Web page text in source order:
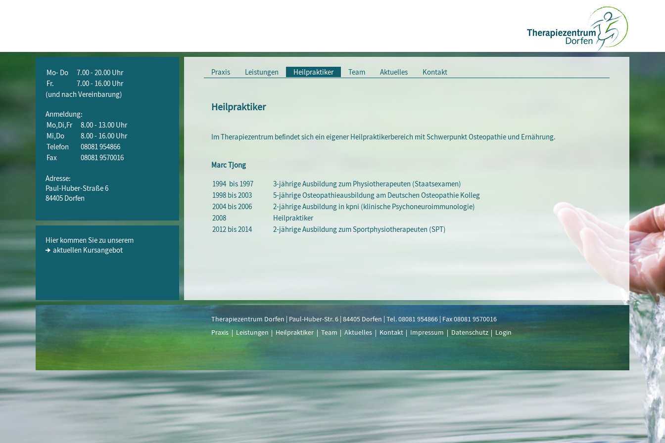
Mo- Do
7.00 - 20.00 Uhr
Fr.
7.00 - 16.00 Uhr
(und nach Vereinbarung)
Anmeldung:
Mo,Di,Fr
8.00 - 13.00 Uhr
Mi,Do
8.00 - 16.00 Uhr
Telefon
08081 954866
Fax
08081 9570016
Adresse:
Paul-Huber-Straße 6
84405 Dorfen
Hier kommen Sie zu unserem
aktuellen Kursangebot
Praxis Leistungen Heilpraktiker Team Aktuelles Kontakt
Heilpraktiker
Im Therapiezentrum befindet sich ein eigener Heilpraktikerbereich mit Schwerpunkt Osteopathie und Ernährung.
Marc Tjong
1994 bis 1997
3-jährige Ausbildung zum Physiotherapeuten (Staatsexamen)
1998 bis 2003
5-jährige Osteopathieausbildung am Deutschen Osteopathie Kolleg
2004 bis 2006
2-jährige Ausbildung in kpni (klinische Psychoneuroimmunologie)
2008
Heilpraktiker
2012 bis 2014
2-jährige Ausbildung zum Sportphysiotherapeuten (SPT)
Therapiezentrum Dorfen | Paul-Huber-Str. 6 | 84405 Dorfen | Tel. 08081 954866 | Fax 08081 9570016
Praxis
Leistungen Heilpraktiker Team Aktuelles Kontakt Impressum Datenschutz Login